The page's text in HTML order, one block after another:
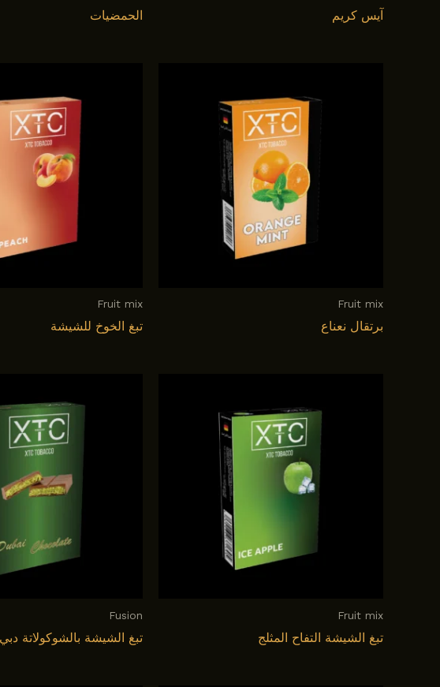
آيس كريم الحمضيات
Fruit mix
برتقال نعناع
Fruit mix
تبغ الخوخ للشيشة
Fruit mix
تبغ الشيشة التفاح المثلج
Fusion
تبغ الشيشة بالشوكولاتة دبي